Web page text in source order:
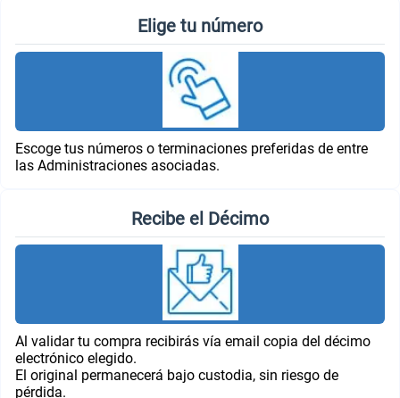
Elige tu número
Escoge tus números o terminaciones preferidas de entre
las Administraciones asociadas.
Recibe el Décimo
Al validar tu compra recibirás vía email copia del décimo
electrónico elegido.
El original permanecerá bajo custodia, sin riesgo de
pérdida.